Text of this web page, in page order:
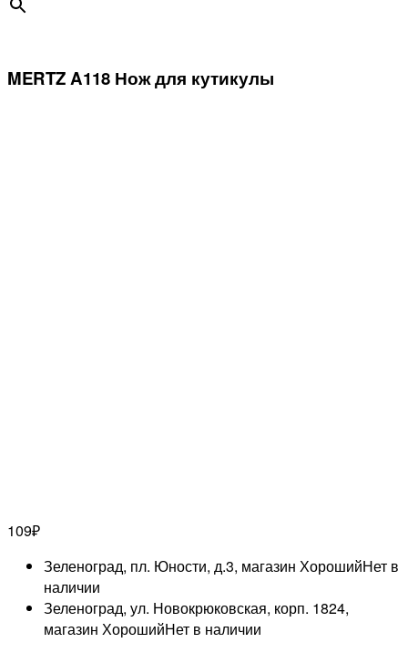
MERTZ A118 Нож для кутикулы
109₽
Зеленоград, пл. Юности, д.3, магазин ХорошийНет в
наличии
Зеленоград, ул. Новокрюковская, корп. 1824,
магазин ХорошийНет в наличии